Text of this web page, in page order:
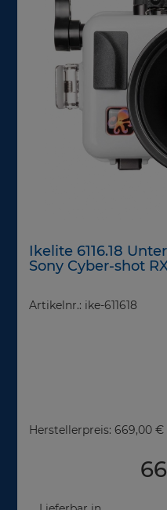
Ikelite 6116.18
Sony Cyber-shot
Artikelnr.: ike-611618
Herstellerpreis: 669,00 €